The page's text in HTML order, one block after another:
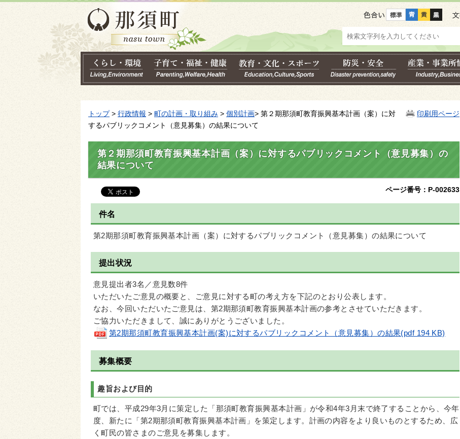
色合い
印刷用ページ
トップ> 行政情報 > 町の計画・取り組み > 個別計画> 第２期那須町教育振興基本計画（案）に対
するパブリックコメント（意見募集）の結果について
第２期那須町教育振興基本計画（案）に対するパブリックコメント（意見募集）の
結果について
ページ番号：P-002633
件名
第2期那須町教育振興基本計画（案）に対するパブリックコメント（意見募集）の結果について
提出状況
意見提出者3名／意見数8件
いただいたご意見の概要と、ご意見に対する町の考え方を下記のとおり公表します。
なお、今回いただいたご意見は、第2期那須町教育振興基本計画の参考とさせていただきます。
ご協力いただきまして、誠にありがとうございました。
第2期那須町教育振興基本計画(案)に対するパブリックコメント（意見募集）の結果(pdf 194 KB)
募集概要
趣旨および目的
町では、平成29年3月に策定した「那須町教育振興基本計画」が令和4年3月末で終了することから、今年
度、新たに「第2期那須町教育振興基本計画」を策定します。計画の内容をより良いものとするため、広
く町民の皆さまのご意見を募集します。